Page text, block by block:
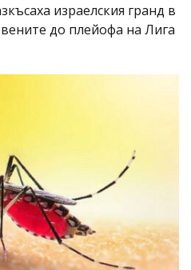
израелския гранд в
до плейофа на Лига